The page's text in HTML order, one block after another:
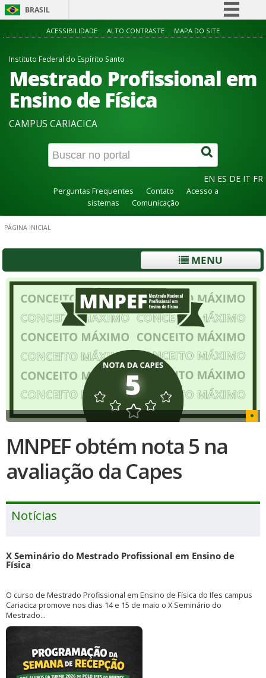
BRASIL
Simplifique!
Acesso à informação
ACESSIBILIDADE ALTO CONTRASTE MAPA DO SITE
Instituto Federal do Espírito Santo
Mestrado Profissional em
Ensino de Física
CAMPUS CARIACICA
EN ES DE IT FR
Perguntas Frequentes Contato
Acesso a
sistemas
Comunicação
PÁGINA INICIAL
MENU
MNPEF obtém nota 5 na
avaliação da Capes
Notícias
X Seminário do Mestrado Profissional em Ensino de
Física
O curso de Mestrado Profissional em Ensino de Física do Ifes campus
Cariacica promove nos dias 14 e 15 de maio o X Seminário do
Mestrado...